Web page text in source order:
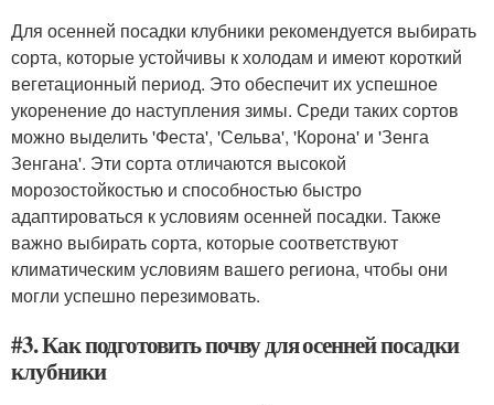
Для осенней посадки клубники рекомендуется выбирать
сорта, которые устойчивы к холодам и имеют короткий
вегетационный период. Это обеспечит их успешное
укоренение до наступления зимы. Среди таких сортов
можно выделить 'Феста', 'Сельва', 'Корона' и 'Зенга
Зенгана'. Эти сорта отличаются высокой
морозостойкостью и способностью быстро
адаптироваться к условиям осенней посадки. Также
важно выбирать сорта, которые соответствуют
климатическим условиям вашего региона, чтобы они
могли успешно перезимовать.
#3. Как подготовить почву для осенней посадки
клубники